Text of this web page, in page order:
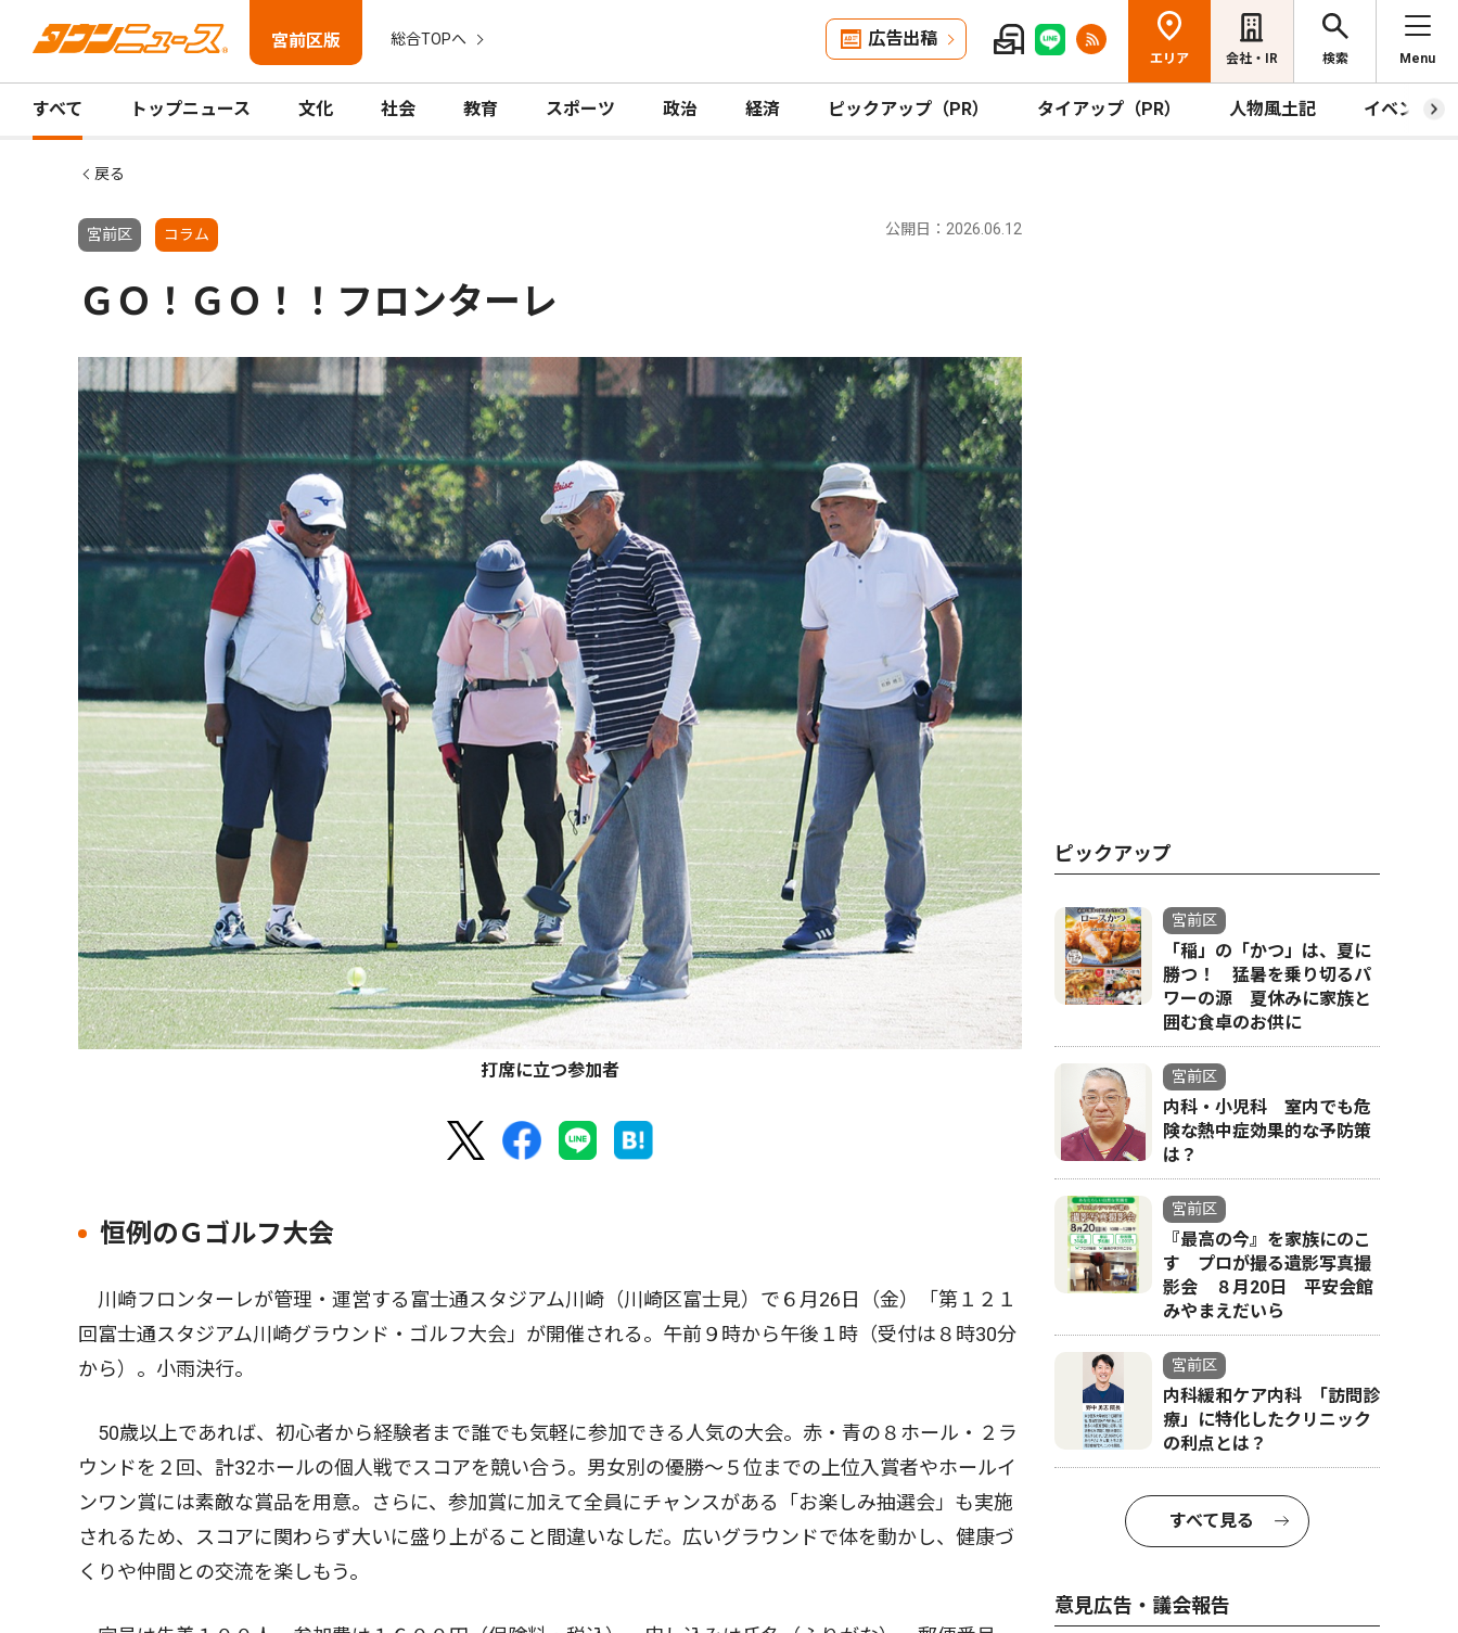
宮前区版 総合TOPへ 広告出稿
エリア 会社・IR 検索 Menu
すべて トップニュース 文化 社会 教育 スポーツ 政治 経済 ピックアップ（PR） タイアップ（PR） 人物風土記 イベント
戻る
宮前区 コラム 公開日：2026.06.12
ＧＯ！ＧＯ！！フロンターレ
打席に立つ参加者
恒例のＧゴルフ大会
川崎フロンターレが管理・運営する富士通スタジアム川崎（川崎区富士見）で６月26日（金）「第１２１
回富士通スタジアム川崎グラウンド・ゴルフ大会」が開催される。午前９時から午後１時（受付は８時30分
から）。小雨決行。
50歳以上であれば、初心者から経験者まで誰でも気軽に参加できる人気の大会。赤・青の８ホール・２ラ
ウンドを２回、計32ホールの個人戦でスコアを競い合う。男女別の優勝〜５位までの上位入賞者やホールイ
ンワン賞には素敵な賞品を用意。さらに、参加賞に加えて全員にチャンスがある「お楽しみ抽選会」も実施
されるため、スコアに関わらず大いに盛り上がること間違いなしだ。広いグラウンドで体を動かし、健康づ
くりや仲間との交流を楽しもう。
ピックアップ
宮前区
「稲」の「かつ」は、夏に
勝つ！ 猛暑を乗り切るパ
ワーの源 夏休みに家族と
囲む食卓のお供に
宮前区
内科・小児科 室内でも危
険な熱中症効果的な予防策
は？
宮前区
『最高の今』を家族にのこ
す プロが撮る遺影写真撮
影会 ８月20日 平安会館
みやまえだいら
宮前区
内科緩和ケア内科 ｢訪問診
療」に特化したクリニック
の利点とは？
すべて見る
意見広告・議会報告